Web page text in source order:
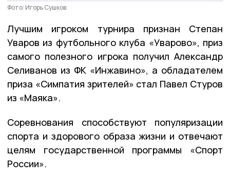
Фото: Игорь Сушков
Лучшим игроком турнира признан Степан
Уваров из футбольного клуба «Уварово», приз
самого полезного игрока получил Александр
Селиванов из ФК «Инжавино», а обладателем
приза «Симпатия зрителей» стал Павел Стуров
из «Маяка».
Соревнования способствуют популяризации
спорта и здорового образа жизни и отвечают
целям государственной программы «Спорт
России».